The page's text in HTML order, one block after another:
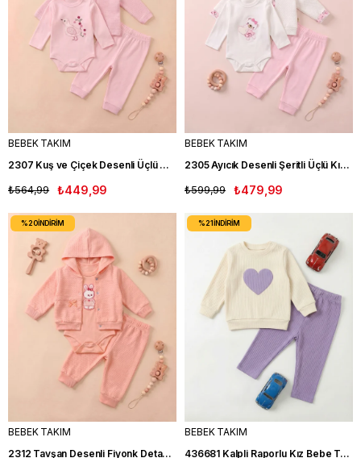
BEBEK TAKIM
2307 Kuş ve Çiçek Desenli Üçlü Kız Bebek Takım PEMBE
₺449,99
₺564,99
BEBEK TAKIM
2305 Ayıcık Desenli Şeritli Üçlü Kız Bebek Takım PEMBE
₺479,99
₺599,99
BEBEK TAKIM
2312 Tavşan Desenli Fiyonk Detaylı Üçlü Kız Bebek Takım SOMON
%20İNDIRIM
BEBEK TAKIM
436681 Kalpli Raporlu Kız Bebe Takım LİLA
%21İNDIRIM